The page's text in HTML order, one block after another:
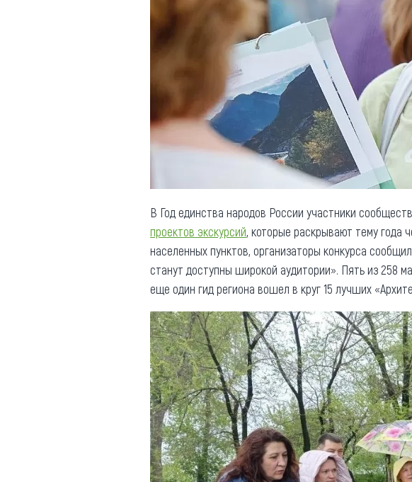
Реестр туристических
агентств Алтайского края
Обращения граждан
Противодействие коррупции
В Год единства народов России участники
проектов экскурсий, которые раскрывают тему года
населенных пунктов, организаторы конкурса
станут доступны широкой аудитории». Пять из 258
еще один гид региона вошел в круг 15 лучших